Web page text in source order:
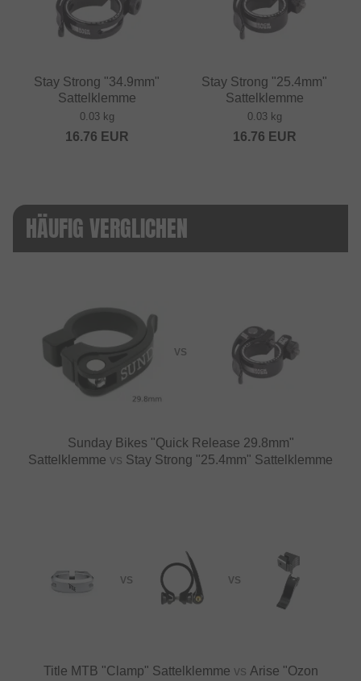
Stay Strong "34.9mm"
Sattelklemme
0.03 kg
16.76 EUR
Stay Strong "25.4mm"
Sattelklemme
0.03 kg
16.76 EUR
HÄUFIG VERGLICHEN
VS
Sunday Bikes "Quick Release 29.8mm"
Sattelklemme vs Stay Strong "25.4mm" Sattelklemme
VS VS
Title MTB "Clamp" Sattelklemme vs Arise "Ozon